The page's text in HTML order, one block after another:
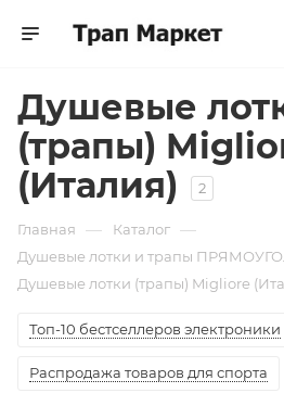
Душевые
(трапы)
(Италия)
2
Главная — Каталог —
Душевые лотки и трапы
Душевые лотки (трапы) Migliore
Топ-10 бестселлеров электроники
Распродажа товаров для спорта